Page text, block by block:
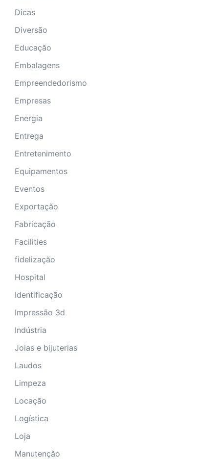
Dicas
Diversão
Educação
Embalagens
Empreendedorismo
Empresas
Energia
Entrega
Entretenimento
Equipamentos
Eventos
Exportação
Fabricação
Facilities
fidelização
Hospital
Identificação
Impressão 3d
Indústria
Joias e bijuterias
Laudos
Limpeza
Locação
Logística
Loja
Manutenção